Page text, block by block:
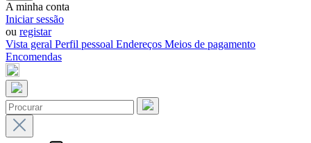
A minha conta
Iniciar sessão
ou registar
Vista geral Perfil pessoal Endereços Meios de pagamento
Encomendas